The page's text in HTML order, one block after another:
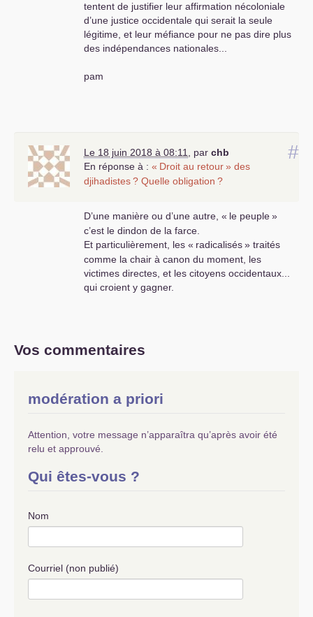
tentent de justifier leur affirmation nécoloniale
d’une justice occidentale qui serait la seule
légitime, et leur méfiance pour ne pas dire plus
des indépendances nationales...
pam
#
Le 18 juin 2018 à 08:11 par chb
En réponse à : « Droit au retour» des
djihadistes? Quelle obligation ?
D’une manière ou d’une autre, « le peuple»
c’est le dindon de la farce.
Et particulièrement, les « radicalisés» traités
comme la chair à canon du moment, les
victimes directes, et les citoyens occidentaux...
qui croient y gagner.
Vos commentaires
modération a priori
Attention, votre message n’apparaîtra qu’après avoir été
relu et approuvé.
Qui êtes-vous ?
Nom
Courriel (non publié)